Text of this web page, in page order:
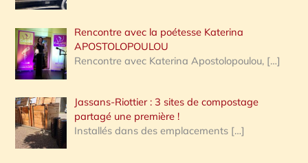
Rencontre avec la poétesse Katerina
APOSTOLOPOULOU
Rencontre avec Katerina Apostolopoulou, […]
Jassans-Riottier : 3 sites de compostage
partagé une première !
Installés dans des emplacements […]